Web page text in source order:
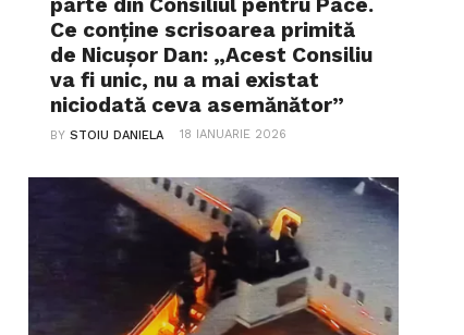
Ce conține scrisoarea primită
de Nicușor Dan: „Acest Consiliu
va fi unic, nu a mai existat
niciodată ceva asemănător”
BYSTOIU DANIELA 18 IANUARIE 2026